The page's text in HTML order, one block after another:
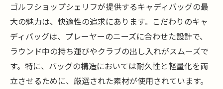
憧れのゴルフライフを実現するためのキャディ
バッグ選びのヒント
初心者におすすめのキャディバッグ
上級者向けの特化機能とは
ゴルフライフを豊かにするバッグの選び方
ゴルフショップシェリフが提供するキャディバッグの最
大の魅力は、快適性の追求にあります。こだわりのキャ
ディバッグは、プレーヤーのニーズに合わせた設計で、
ラウンド中の持ち運びやクラブの出し入れがスムーズで
す。特に、バッグの構造においては耐久性と軽量化を両
立させるために、厳選された素材が使用されています。